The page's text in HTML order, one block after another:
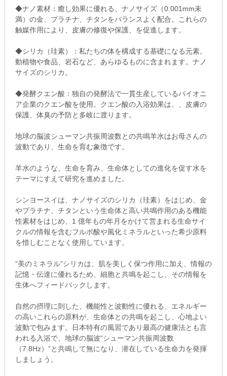
◆ナノ素材：癒し効果に優れる、ナノサイズ（0.001mm未
満）の金、プラチナ、チタンをバランスよく配合。これらの
触媒作用により、皮膚の修復や保護、を促進します。
◆シリカ（珪素）：私たちの体を構成する基礎になる元素。
動植物や食品、岩石など、あらゆるものに含まれます。ナノ
サイズのシリカ。
◆発酵クエン酸：独自の発酵法で一貫生産しているパイオニ
ア企業のクエン酸を使用。クエン酸の入浴効果は、、皮膚の
保護、体臭の予防と多岐に渡ります。
地球の脳波シューマン共振周波数との共鳴羊水はお母さんの
波動であり、生命を育む象徴です。
羊水のような、生命を育み、生命体としての進化を促す水を
テーマにすえて研究を進めました。
シンヨースイは、ナノサイズのシリカ（珪素）をはじめ、金
やプラチナ、チタンという生命体と高い共鳴作用のある機能
性素材をはじめ、1 億年もの年月をかけて営まれる生命サイ
クルの情報を含むフルボ酸や風化ミネラルといった希少原料
を惜しむことなく使用しています。
“美のミネラル”シリカは、肌を美しく保つ作用に加え、情報の
記憶・伝達に優れるため、細胞と共鳴を起こし、その情報を
生体へフィードバックします。
自然の摂理に則した、機能性と波動性に優れる、エネルギー
の高いこれらの原料が、生命体との共鳴を起こし、心地よい
波動で包みます。日本特有の風習であり最高の健康法とも言
われる入浴で、地球の脳波“シューマン共振周波数
（7.8Hz）”と共鳴して無になり、潜在している生命力を発揮
しましょう。